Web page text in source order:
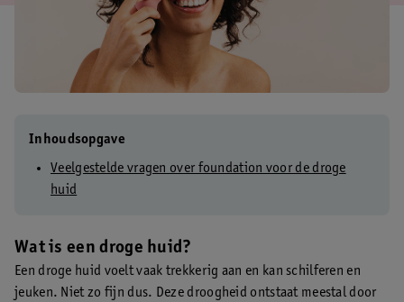
Inhoudsopgave
Veelgestelde vragen over foundation voor de droge
huid
Wat is een droge huid?
Een droge huid voelt vaak trekkerig aan en kan schilferen en
jeuken. Niet zo fijn dus. Deze droogheid ontstaat meestal door